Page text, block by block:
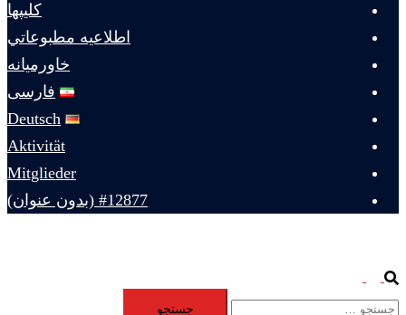
كليپها
اطلاعيه مطبوعاتي
خاورميانه
فارسی
Deutsch
Aktivität
Mitglieder
#12877 (بدون عنوان)
Search
menuجستجو